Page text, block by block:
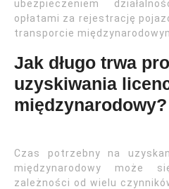
ubezpieczeniem
opłatami za rejestrację
transporcie
Jak długo trwa
uzyskiwania
międzynarodowy?
Czas potrzebny na
międzynarodowy może
zależności od wielu